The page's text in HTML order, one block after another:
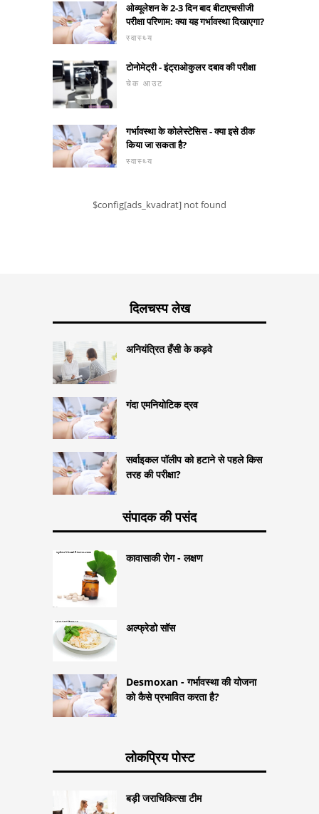
ओव्यूलेशन के 2-3 दिन बाद बीटाएचसीजी
परीक्षा परिणाम: क्या यह गर्भावस्था दिखाएगा?
स्वास्थ्य
टोनोमेट्री - इंट्राओकुलर दबाव की परीक्षा
चेक आउट
गर्भावस्था के कोलेस्टेसिस - क्या इसे ठीक
किया जा सकता है?
स्वास्थ्य
$config[ads_kvadrat] not found
दिलचस्प लेख
अनियंत्रित हँसी के कड़वे
गंदा एमनियोटिक द्रव
सर्वाइकल पॉलीप को हटाने से पहले किस
तरह की परीक्षा?
संपादक की पसंद
कावासाकी रोग - लक्षण
अल्फ्रेडो सॉस
Desmoxan - गर्भावस्था की योजना
को कैसे प्रभावित करता है?
लोकप्रिय पोस्ट
बड़ी जराचिकित्सा टीम